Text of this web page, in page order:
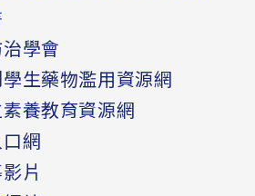
學會
生藥物濫用資源網
養教育資源網
網
片